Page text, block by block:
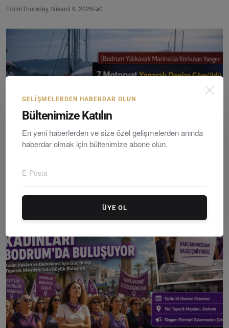
EditörThursday, Nisanil 9, 2026 0
Bodrum Yalıkavak Marina’da Korkutan Yangın: 7 Motory...
EditörSunday, March 22, 2026 0
GELIŞMELERDEN HABERDAR OLUN
Bültenimize Katılın
En yeni haberlerden ve size özel gelişmelerden anında
haberdar olmak için bültenimize abone olun.
ÜYE OL